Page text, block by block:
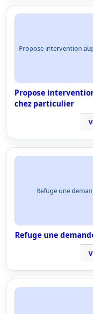
Propose intervention
Propose
chez particulier
Refuge une
Refuge une